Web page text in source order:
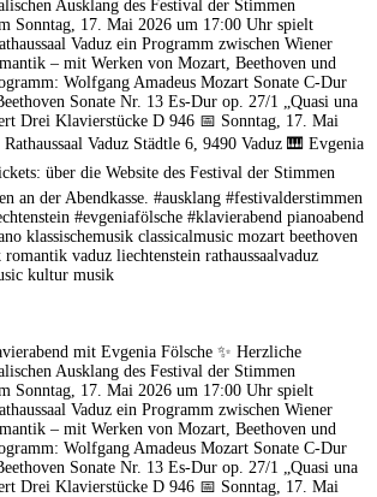
mit Evgenia Fölsche ✨ Herzliche
Ausklang des Festival der Stimmen
Sonntag, 17. Mai 2026 um 17:00 Uhr spielt
Vaduz ein Programm zwischen Wiener
– mit Werken von Mozart, Beethoven und
Wolfgang Amadeus Mozart Sonate C-Dur
Sonate Nr. 13 Es-Dur op. 27/1 „Quasi una
Drei Klavierstücke D 946 📅 Sonntag, 17. Mai